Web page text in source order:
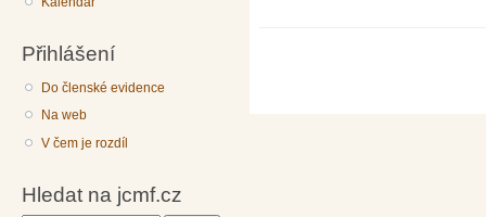
Přihlášení
Do členské evidence
Na web
V čem je rozdíl
Hledat na jcmf.cz